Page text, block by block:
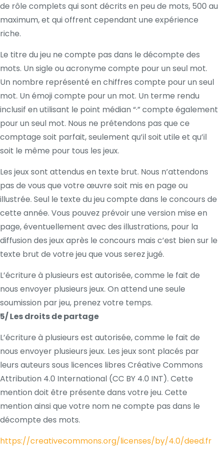
de rôle complets qui sont décrits en peu de mots, 500 au
maximum, et qui offrent cependant une expérience
riche.
Le titre du jeu ne compte pas dans le décompte des
mots. Un sigle ou acronyme compte pour un seul mot.
Un nombre représenté en chiffres compte pour un seul
mot. Un émoji compte pour un mot. Un terme rendu
inclusif en utilisant le point médian “·” compte également
pour un seul mot. Nous ne prétendons pas que ce
comptage soit parfait, seulement qu’il soit utile et qu’il
soit le même pour tous les jeux.
Les jeux sont attendus en texte brut. Nous n’attendons
pas de vous que votre œuvre soit mis en page ou
illustrée. Seul le texte du jeu compte dans le concours de
cette année. Vous pouvez prévoir une version mise en
page, éventuellement avec des illustrations, pour la
diffusion des jeux après le concours mais c’est bien sur le
texte brut de votre jeu que vous serez jugé.
L’écriture à plusieurs est autorisée, comme le fait de
nous envoyer plusieurs jeux. On attend une seule
soumission par jeu, prenez votre temps.
5/ Les droits de partage
L’écriture à plusieurs est autorisée, comme le fait de
nous envoyer plusieurs jeux. Les jeux sont placés par
leurs auteurs sous licences libres Créative Commons
Attribution 4.0 International (CC BY 4.0 INT). Cette
mention doit être présente dans votre jeu. Cette
mention ainsi que votre nom ne compte pas dans le
décompte des mots.
https://creativecommons.org/licenses/by/4.0/deed.fr